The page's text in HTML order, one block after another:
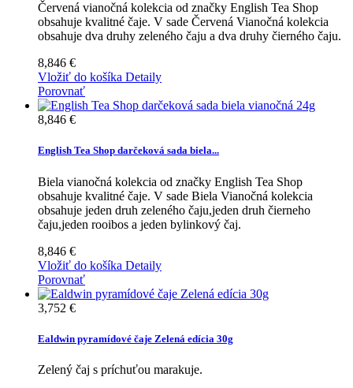
Červená vianočná kolekcia od značky English Tea Shop
obsahuje kvalitné čaje. V sade Červená Vianočná kolekcia
obsahuje dva druhy zeleného čaju a dva druhy čierného čaju.
8,846 €
Vložiť do košíka Detaily
Porovnať
8,846 €
English Tea Shop darčeková sada biela...
Biela vianočná kolekcia od značky English Tea Shop
obsahuje kvalitné čaje. V sade Biela Vianočná kolekcia
obsahuje jeden druh zeleného čaju,jeden druh čierneho
čaju,jeden rooibos a jeden bylinkový čaj.
8,846 €
Vložiť do košíka Detaily
Porovnať
3,752 €
Ealdwin pyramídové čaje Zelená edícia 30g
Zelený čaj s príchuťou marakuje.